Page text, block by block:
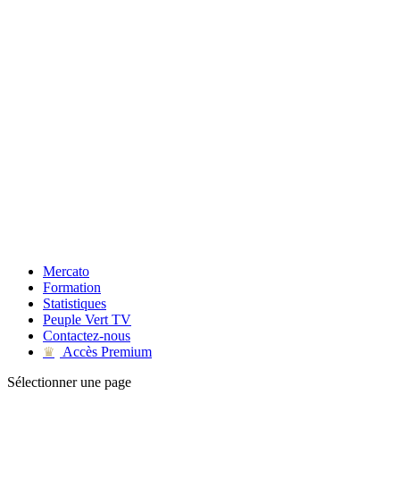
Mercato
Formation
Statistiques
Peuple Vert TV
Contactez-nous
♛
Accès Premium
Sélectionner une page